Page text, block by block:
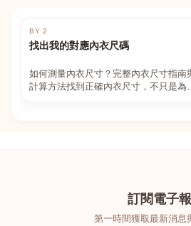
BY 2
找出我的對應內衣尺碼
如何測量內衣尺寸？完整內衣尺寸指南
計算方法找到正確內衣尺寸，不只是為
訂閱電子報
第一時間獲取最新消息